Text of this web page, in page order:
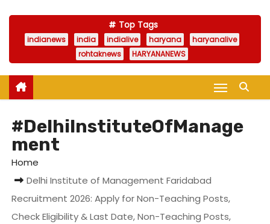
Top Tags
indianews india indialive haryana
haryanalive
rohtaknews
HARYANANEWS
#DelhiInstituteOfManage
ment
Home
Delhi Institute of Management Faridabad
Recruitment 2026: Apply for Non-Teaching Posts,
Check Eligibility & Last Date, Non-Teaching Posts,